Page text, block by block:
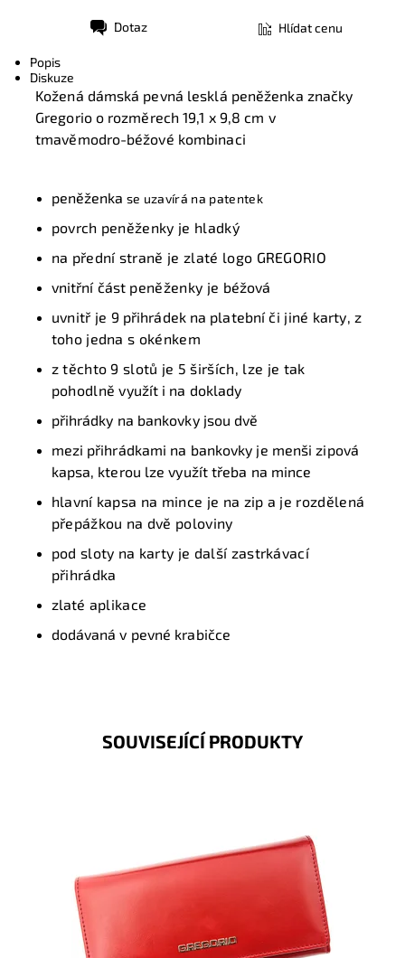
Dotaz Hlídat cenu
Popis
Diskuze
Kožená dámská pevná lesklá peněženka značky
Gregorio o rozměrech 19,1 x 9,8 cm v
tmavěmodro-béžové kombinaci
peněženka se uzavírá na patentek
povrch peněženky je hladký
na přední straně je zlaté logo GREGORIO
vnitřní část peněženky je béžová
uvnitř je 9 přihrádek na platebníči jiné karty, z
toho jedna s okénkem
z těchto 9 slotů je 5 širších, lze je tak
pohodlněvyužít i na doklady
přihrádky na bankovky jsou dvě
mezi přihrádkami na bankovky je menši zipová
kapsa, kterou lze využít třeba na mince
hlavní kapsa na mince je na zip a je rozdělená
přepážkou na dvě poloviny
pod sloty na karty je další zastrkávací
přihrádka
zlaté aplikace
dodávaná v pevné krabičce
SOUVISEJÍCÍ PRODUKTY
Velmi krásná peněženka, jejíž povrch je hladký.
Novinka, která svým vzhledem zaujme na první pohled
nejednu ženu.
Dostupnost:
Značka:
Záruka: